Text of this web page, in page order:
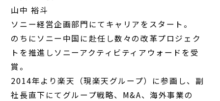
山中 裕斗
ソニー経営企画部門にてキャリアをスタート。
のちにソニー中国に赴任し数々の改革プロジェク
トを推進しソニーアクティビティアウォードを受
賞。
2014年より楽天（現楽天グループ）に参画し、副
社長直下にてグループ戦略、M&A、海外事業の